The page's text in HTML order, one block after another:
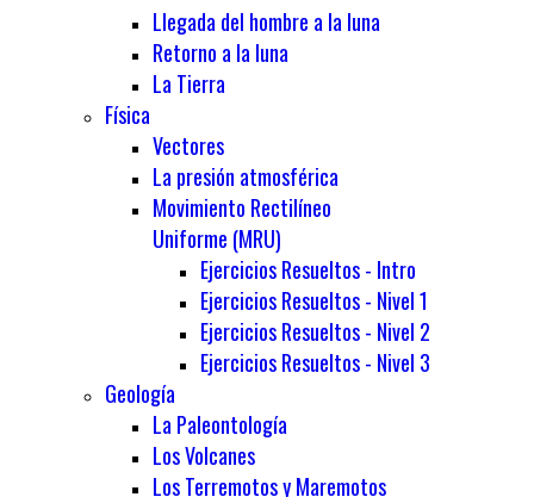
Llegada del hombre a la luna
Retorno a la luna
La Tierra
Física
Vectores
La presión atmosférica
Movimiento Rectilíneo
Uniforme (MRU)
Ejercicios Resueltos - Intro
Ejercicios Resueltos - Nivel 1
Ejercicios Resueltos - Nivel 2
Ejercicios Resueltos - Nivel 3
Geología
La Paleontología
Los Volcanes
Los Terremotos y Maremotos